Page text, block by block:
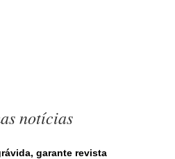
notícias
garante revista